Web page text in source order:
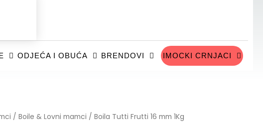
ODJEĆA I OBUĆA BRENDOVI IMOCKI CRNJACI
/ Boile & Lovni mamci / Boila Tutti Frutti 16 mm 1Kg